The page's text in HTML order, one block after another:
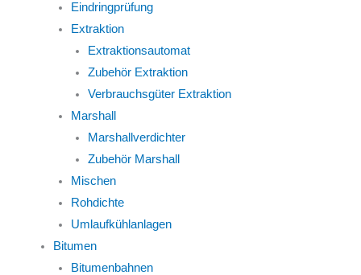
Eindringprüfung
Extraktion
Extraktionsautomat
Zubehör Extraktion
Verbrauchsgüter Extraktion
Marshall
Marshallverdichter
Zubehör Marshall
Mischen
Rohdichte
Umlaufkühlanlagen
Bitumen
Bitumenbahnen